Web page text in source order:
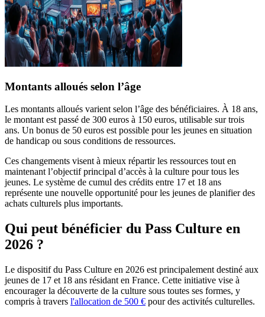
Montants alloués selon l’âge
Les montants alloués varient selon l’âge des bénéficiaires. À 18 ans,
le montant est passé de 300 euros à 150 euros, utilisable sur trois
ans. Un bonus de 50 euros est possible pour les jeunes en situation
de handicap ou sous conditions de ressources.
Ces changements visent à mieux répartir les ressources tout en
maintenant l’objectif principal d’accès à la culture pour tous les
jeunes. Le système de cumul des crédits entre 17 et 18 ans
représente une nouvelle opportunité pour les jeunes de planifier des
achats culturels plus importants.
Qui peut bénéficier du Pass Culture en
2026 ?
Le dispositif du Pass Culture en 2026 est principalement destiné aux
jeunes de 17 et 18 ans résidant en France. Cette initiative vise à
encourager la découverte de la culture sous toutes ses formes, y
compris à travers l'allocation de 500 € pour des activités culturelles.